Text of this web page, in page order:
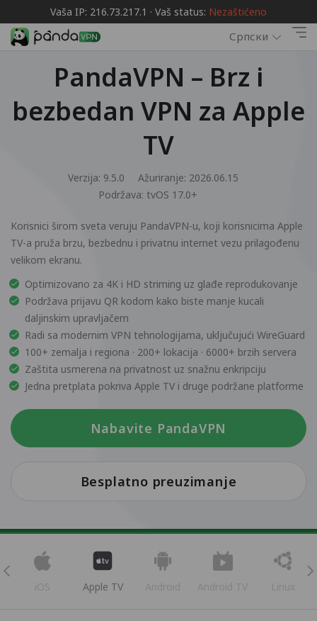
Vaša IP: 216.73.217.1 · Vaš status: Nezaštićeno
Српски
PandaVPN – Brz i
bezbedan VPN za Apple
TV
Verzija: 9.5.0
Ažuriranje: 2026.06.15
Podržava: tvOS 17.0+
Korisnici širom sveta veruju PandaVPN-u, koji korisnicima Apple
TV-a pruža brzu, bezbednu i privatnu internet vezu prilagođenu
velikom ekranu.
Optimizovano za 4K i HD striming uz glađe reprodukovanje
Podržava prijavu QR kodom kako biste manje kucali
daljinskim upravljačem
Radi sa modernim VPN tehnologijama, uključujući WireGuard
100+ zemalja i regiona · 200+ lokacija · 6000+ brzih servera
Zaštita usmerena na privatnost uz snažnu enkripciju
Jedna pretplata pokriva Apple TV i druge podržane platforme
Nabavite PandaVPN
Besplatno preuzimanje
iOS Apple TV Android Android TV Linux